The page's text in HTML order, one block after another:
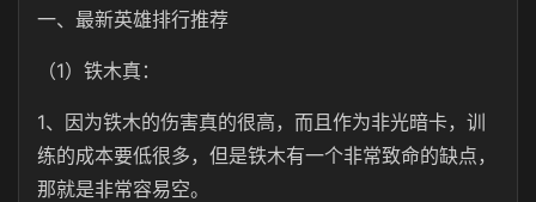
一、最新英雄排行推荐
（1）铁木真：
1、因为铁木的伤害真的很高，而且作为非光暗卡，训
练的成本要低很多，但是铁木有一个非常致命的缺点，
那就是非常容易空。